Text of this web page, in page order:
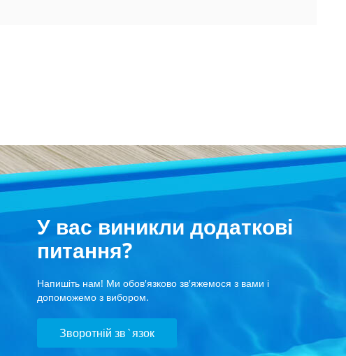
У вас виникли додаткові
питання?
Напишіть нам! Ми обов'язково зв'яжемося з вами і
допоможемо з вибором.
Зворотній зв`язок